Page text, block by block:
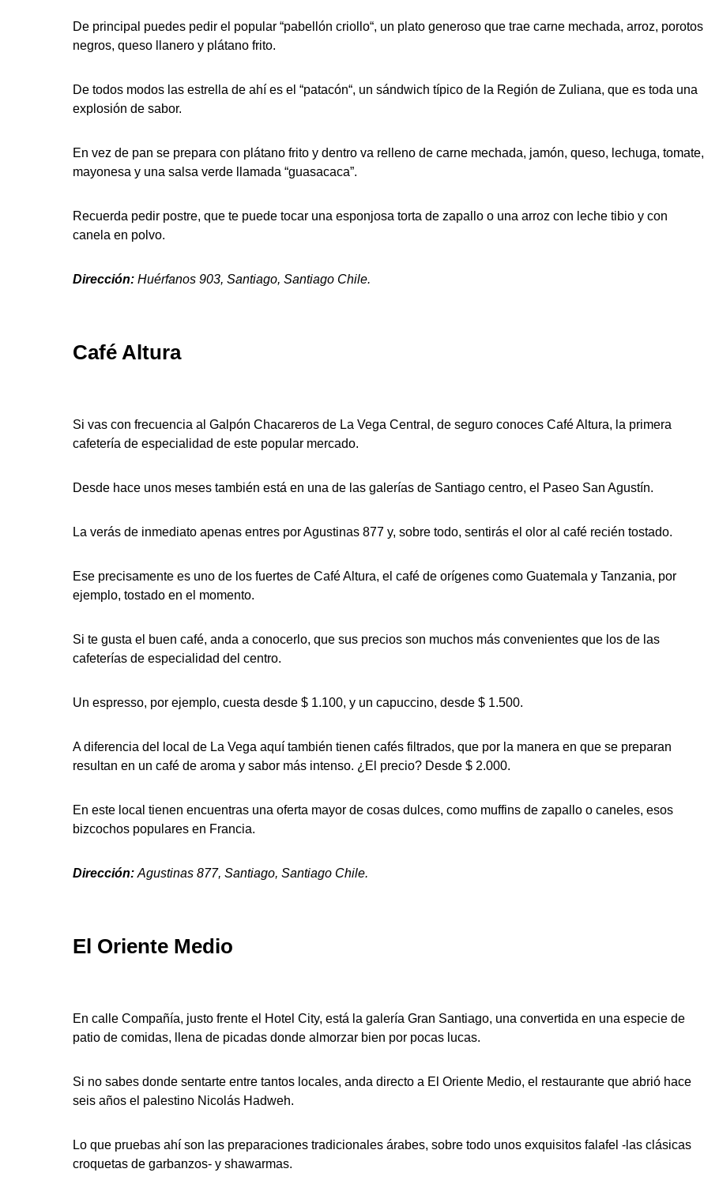
De principal puedes pedir el popular “pabellón criollo“, un plato generoso que trae carne mechada, arroz, porotos
negros, queso llanero y plátano frito.
De todos modos las estrella de ahí es el “patacón“, un sándwich típico de la Región de Zuliana, que es toda una
explosión de sabor.
En vez de pan se prepara con plátano frito y dentro va relleno de carne mechada, jamón, queso, lechuga, tomate,
mayonesa y una salsa verde llamada “guasacaca”.
Recuerda pedir postre, que te puede tocar una esponjosa torta de zapallo o una arroz con leche tibio y con
canela en polvo.
Dirección: Huérfanos 903, Santiago, Santiago Chile.
Café Altura
Si vas con frecuencia al Galpón Chacareros de La Vega Central, de seguro conoces Café Altura, la primera
cafetería de especialidad de este popular mercado.
Desde hace unos meses también está en una de las galerías de Santiago centro, el Paseo San Agustín.
La verás de inmediato apenas entres por Agustinas 877 y, sobre todo, sentirás el olor al café recién tostado.
Ese precisamente es uno de los fuertes de Café Altura, el café de orígenes como Guatemala y Tanzania, por
ejemplo, tostado en el momento.
Si te gusta el buen café, anda a conocerlo, que sus precios son muchos más convenientes que los de las
cafeterías de especialidad del centro.
Un espresso, por ejemplo, cuesta desde $ 1.100, y un capuccino, desde $ 1.500.
A diferencia del local de La Vega aquí también tienen cafés filtrados, que por la manera en que se preparan
resultan en un café de aroma y sabor más intenso. ¿El precio? Desde $ 2.000.
En este local tienen encuentras una oferta mayor de cosas dulces, como muffins de zapallo o caneles, esos
bizcochos populares en Francia.
Dirección: Agustinas 877, Santiago, Santiago Chile.
El Oriente Medio
En calle Compañía, justo frente el Hotel City, está la galería Gran Santiago, una convertida en una especie de
patio de comidas, llena de picadas donde almorzar bien por pocas lucas.
Si no sabes donde sentarte entre tantos locales, anda directo a El Oriente Medio, el restaurante que abrió hace
seis años el palestino Nicolás Hadweh.
Lo que pruebas ahí son las preparaciones tradicionales árabes, sobre todo unos exquisitos falafel -las clásicas
croquetas de garbanzos- y shawarmas.